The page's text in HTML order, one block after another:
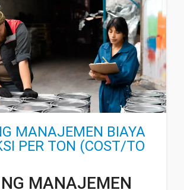
MANAJEMEN BIAYA
PER TON (COST/TO
MANAJEMEN